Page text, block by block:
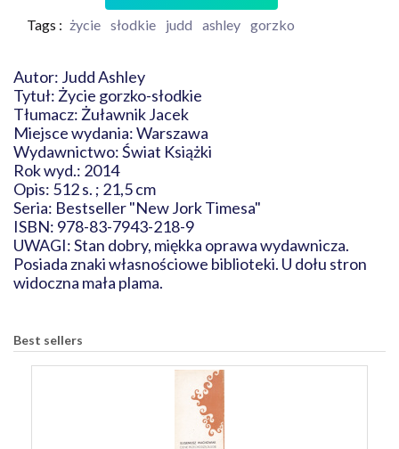
Tags : życie słodkie judd ashley gorzko
Autor: Judd Ashley
Tytuł: Życie gorzko-słodkie
Tłumacz: Żuławnik Jacek
Miejsce wydania: Warszawa
Wydawnictwo: Świat Książki
Rok wyd.: 2014
Opis: 512 s. ; 21,5 cm
Seria: Bestseller "New Jork Timesa"
ISBN: 978-83-7943-218-9
UWAGI: Stan dobry, miękka oprawa wydawnicza.
Posiada znaki własnościowe biblioteki. U dołu stron
widoczna mała plama.
Best sellers